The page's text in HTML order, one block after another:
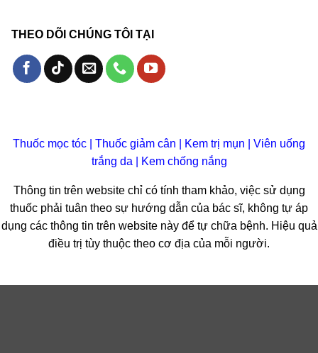
THEO DÕI CHÚNG TÔI TẠI
Thuốc mọc tóc Thuốc giảm cân Kem trị mụn
Viên uống
trắng da
Kem chống nắng
Thông tin trên website chỉ có tính tham khảo, việc sử dụng
thuốc phải tuân theo sự hướng dẫn của bác sĩ, không tự áp
dụng các thông tin trên website này để tự chữa bệnh. Hiệu quả
điều trị tùy thuộc theo cơ địa của mỗi người.